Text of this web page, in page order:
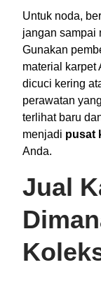
Untuk noda,
jangan sampai
Gunakan
material karpet
dicuci kering
perawatan
terlihat baru
menjadi pusat
Anda.
Jual